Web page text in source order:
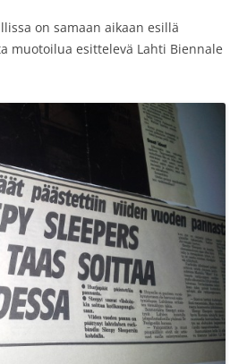
on samaan aikaan esillä
muotoilua esittelevä Lahti Biennale